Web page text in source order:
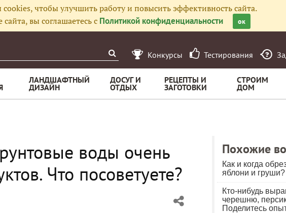
чтобы улучшить работу и повысить эффективность сайта.
вы соглашаетесь с Политикой конфиденциальности ок
Конкурсы Тестирования
ЛАНДШАФТНЫЙ
ДИЗАЙН
ДОСУГ И
ОТДЫХ
РЕЦЕПТЫ И
ЗАГОТОВКИ
СТРОИМ
ДОМ
воды очень
Что посоветуете?
Похожие
Как и когда
яблони и груши?
Кто-нибудь
черешню,
Поделитесь